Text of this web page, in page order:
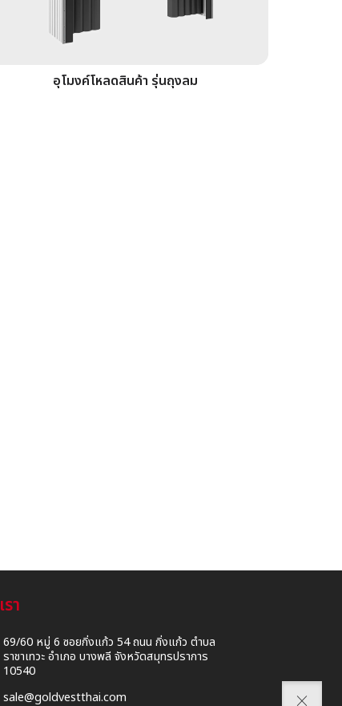
อุโมงค์โหลดสินค้า รุ่นถุงลม
า
69/60 หมู่ 6 ซอยกิ่งแก้ว 54 ถนน กิ่งแก้ว ตำบล
ราชาเทวะ อำเภอ บางพลี จังหวัดสมุทรปราการ
10540
sale@goldvestthai.com close